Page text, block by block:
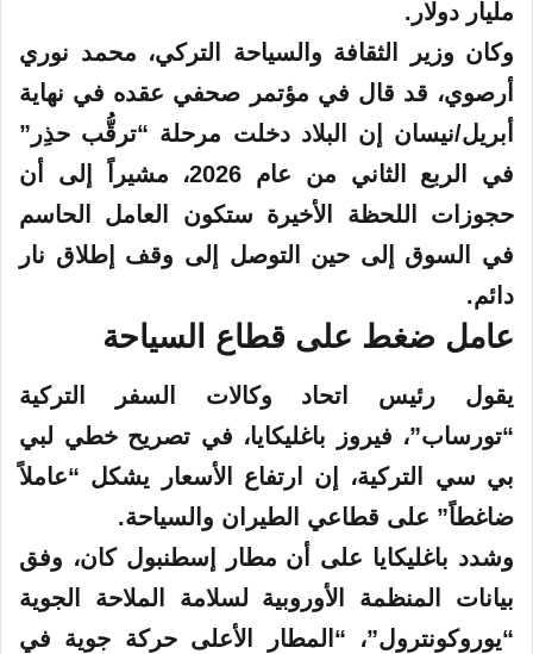
مليار دولار.
وكان وزير الثقافة والسياحة التركي، محمد نوري
أرصوي، قد قال في مؤتمر صحفي عقده في نهاية
أبريل/نيسان إن البلاد دخلت مرحلة “ترقُّب حذِر”
في الربع الثاني من عام 2026، مشيراً إلى أن
حجوزات اللحظة الأخيرة ستكون العامل الحاسم
في السوق إلى حين التوصل إلى وقف إطلاق نار
دائم.
عامل ضغط على قطاع السياحة
يقول رئيس اتحاد وكالات السفر التركية
“تورساب”، فيروز باغليكايا، في تصريح خطي لبي
بي سي التركية، إن ارتفاع الأسعار يشكل “عاملاً
ضاغطاً” على قطاعي الطيران والسياحة.
وشدد باغليكايا على أن مطار إسطنبول كان، وفق
بيانات المنظمة الأوروبية لسلامة الملاحة الجوية
“يوروكونترول”، “المطار الأعلى حركة جوية في